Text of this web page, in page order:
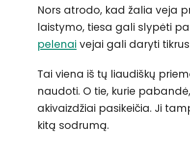
Nors atrodo, kad žalia veja
laistymo, tiesa gali slypėti
pelenai vejai gali daryti
Tai viena iš tų liaudiškų
naudoti. O tie, kurie
akivaizdžiai pasikeičia. Ji
kitą sodrumą.